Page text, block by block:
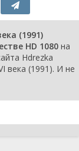
(1991)
HD 1080 на
Hdrezka
века (1991). И не